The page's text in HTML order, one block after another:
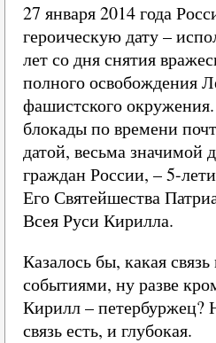
27 января 2014 года
героическую дату –
лет со дня снятия
полного освобождения
фашистского
блокады по времени
датой, весьма значимой
граждан России, – 5-
Его Святейшества
Всея Руси Кирилла.
Казалось бы, какая
событиями, ну разве
Кирилл – петербуржец?
связь есть, и глубокая.